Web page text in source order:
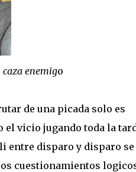
enemigo
de una picada solo es
el vicio jugando toda la
entre disparo y disparo se
cuestionamientos